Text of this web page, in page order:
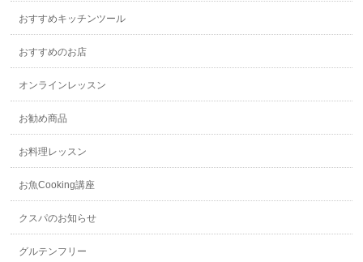
おすすめキッチンツール
おすすめのお店
オンラインレッスン
お勧め商品
お料理レッスン
お魚Cooking講座
クスパのお知らせ
グルテンフリー